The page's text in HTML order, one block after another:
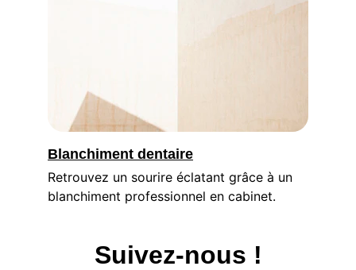
Retrouvez un sourire éclatant grâce à un
blanchiment professionnel en cabinet.
Blanchiment dentaire
Suivez-nous !